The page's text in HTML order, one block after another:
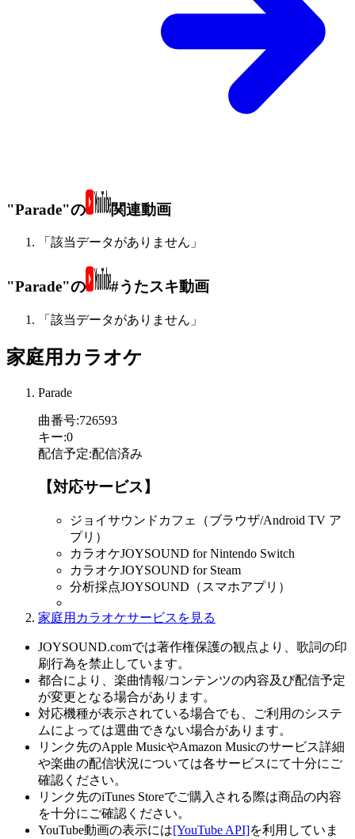
"Parade"の 関連動画
「該当データがありません」
"Parade"の #うたスキ動画
「該当データがありません」
家庭用カラオケ
Parade
曲番号:726593
キー:0
配信予定:配信済み
【対応サービス】
ジョイサウンドカフェ（ブラウザ/Android TV ア
プリ）
カラオケJOYSOUND for Nintendo Switch
カラオケJOYSOUND for Steam
分析採点JOYSOUND（スマホアプリ）
家庭用カラオケサービスを見る
JOYSOUND.comでは著作権保護の観点より、歌詞の印
刷行為を禁止しています。
都合により、楽曲情報/コンテンツの内容及び配信予定
が変更となる場合があります。
対応機種が表示されている場合でも、ご利用のシステ
ムによっては選曲できない場合があります。
リンク先のApple MusicやAmazon Musicのサービス詳細
や楽曲の配信状況については各サービスにて十分にご
確認ください。
リンク先のiTunes Storeでご購入される際は商品の内容
を十分にご確認ください。
YouTube動画の表示には[YouTube API]を利用していま